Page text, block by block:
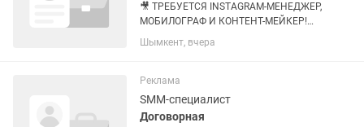
🎥 ТРЕБУЕТСЯ INSTAGRAM-МЕНЕДЖЕР,
МОБИЛОГРАФ И КОНТЕНТ-МЕЙКЕР!
Ищем активного специалиста, который
сможет профессионально продвигать
социальных сетях, создавать...
Шымкент, вчера
Реклама
SMM-специалист
Договорная